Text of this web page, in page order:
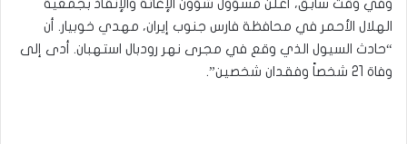
وفي وقت سابق، أعلن مسؤول شؤون الإغاثة والإنقاذ بجمعية
الهلال الأحمر في محافظة فارس جنوب إيران، مهدي خوبيار. أن
“حادث السيول الذي وقع في مجرى نهر رودبال استهبان. أدى إلى
وفاة 21 شخصاً وفقدان شخصين”.